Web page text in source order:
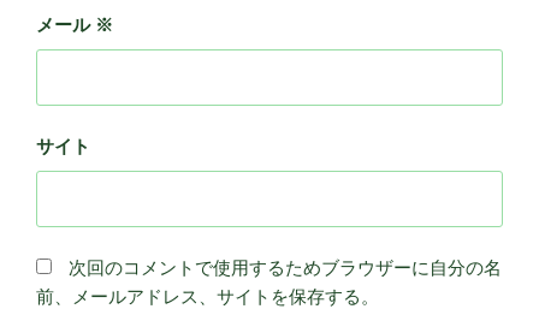
メール ※
サイト
次回のコメントで使用するためブラウザーに自分の名
前、メールアドレス、サイトを保存する。